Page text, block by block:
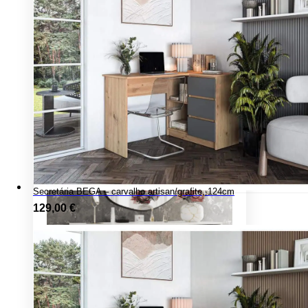
Secretária BEGA – carvalho artisan/grafite, 124cm
129,00€